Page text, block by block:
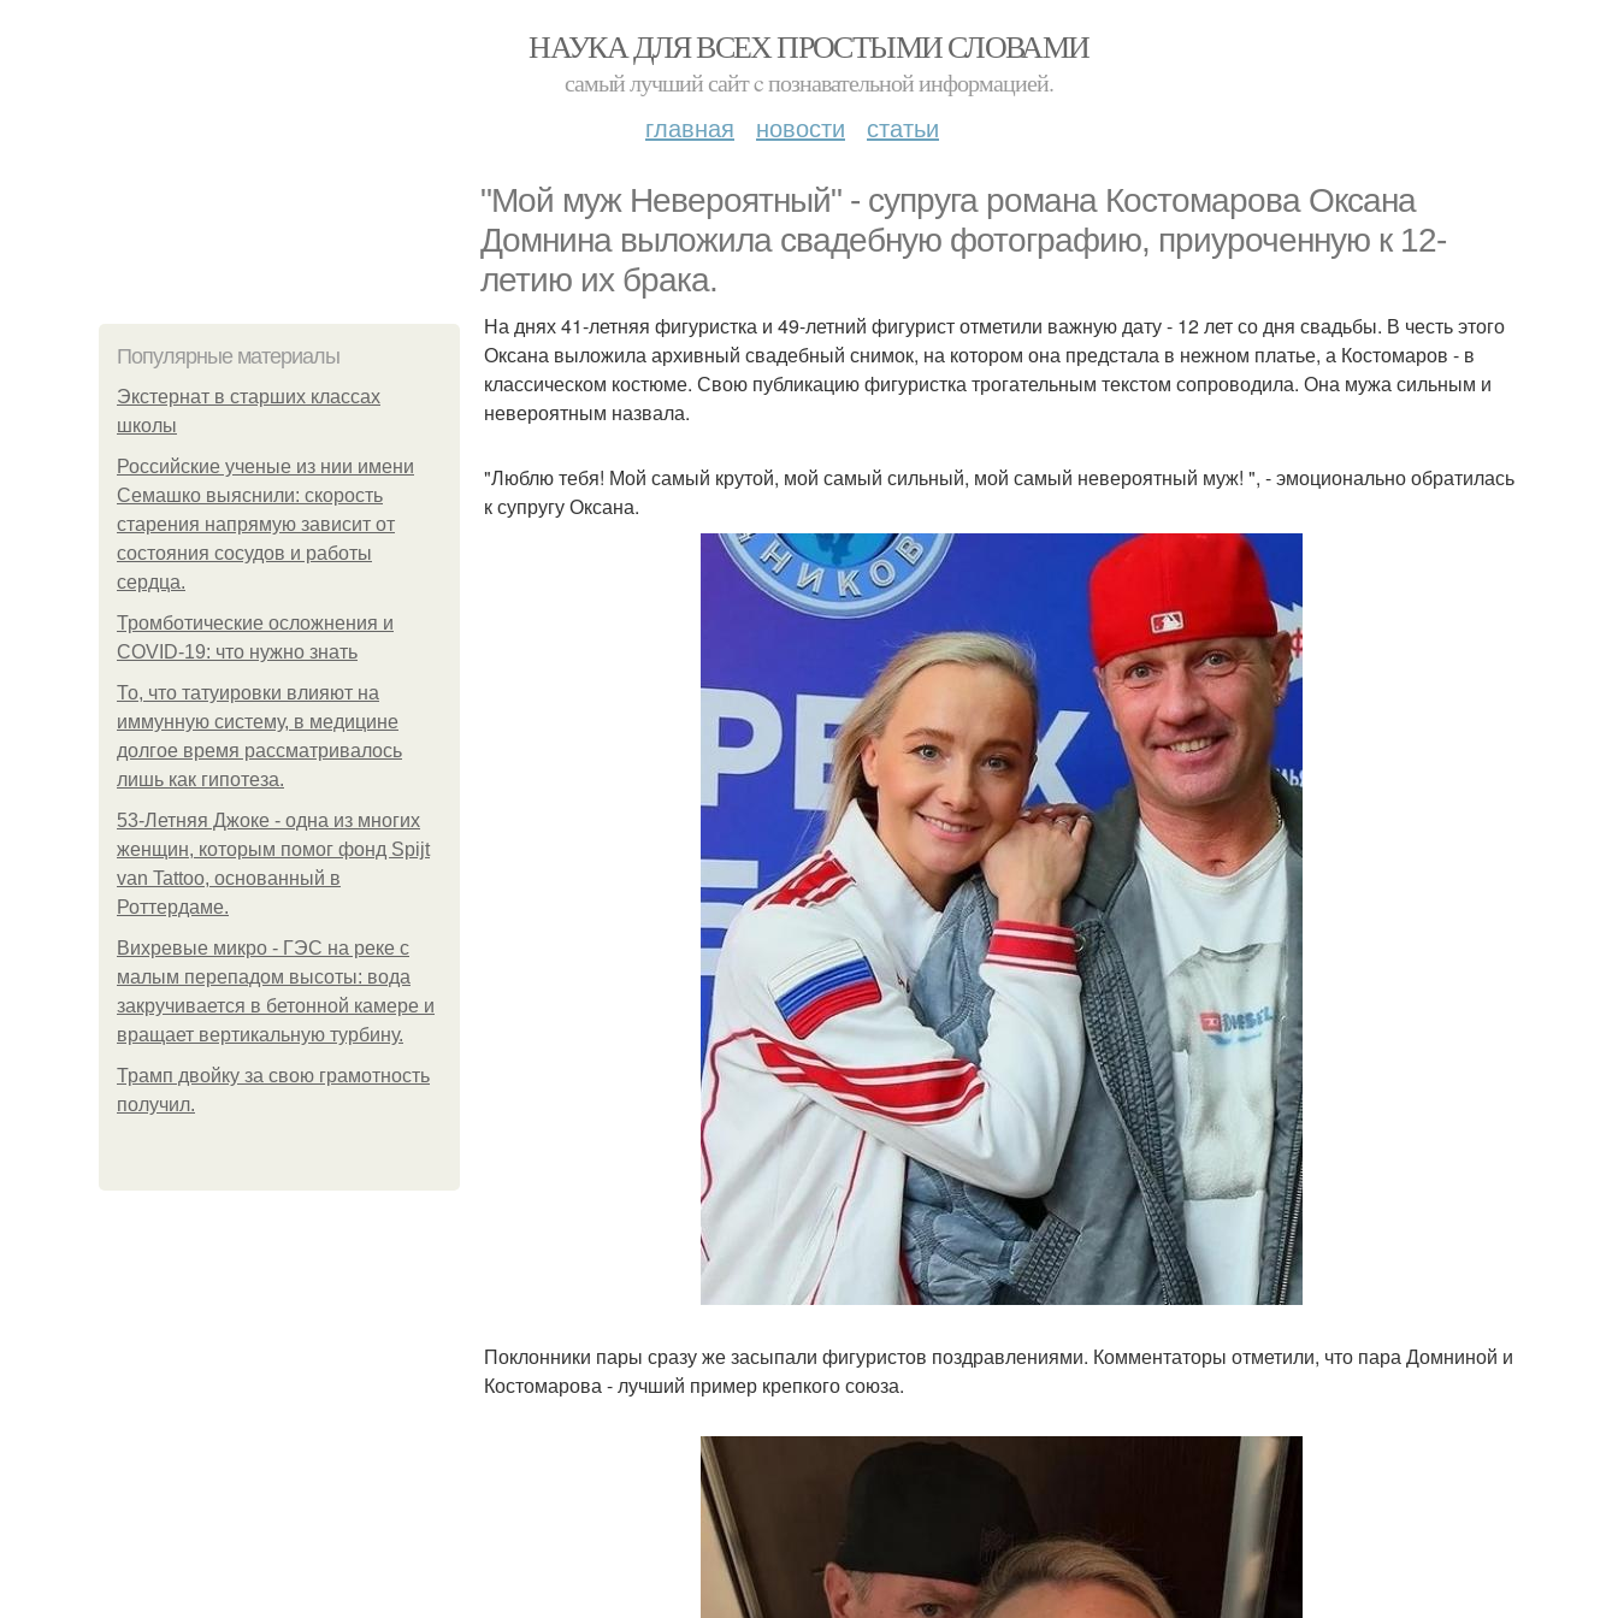
НАУКА ДЛЯ ВСЕХ ПРОСТЫМИ СЛОВАМИ
самый лучший сайт c познавательной информацией.
главная новости статьи
"Мой муж Невероятный" - супруга романа Костомарова Оксана
Домнина выложила свадебную фотографию, приуроченную к 12-
летию их брака.
Популярные материалы
Экстернат в старших классах
школы
Российские ученые из нии имени
Семашко выяснили: скорость
старения напрямую зависит от
состояния сосудов и работы
сердца.
Тромботические осложнения и
COVID-19: что нужно знать
То, что татуировки влияют на
иммунную систему, в медицине
долгое время рассматривалось
лишь как гипотеза.
53-Летняя Джоке - одна из многих
женщин, которым помог фонд Spijt
van Tattoo, основанный в
Роттердаме.
Вихревые микро - ГЭС на реке с
малым перепадом высоты: вода
закручивается в бетонной камере и
вращает вертикальную турбину.
Трамп двойку за свою грамотность
получил.
На днях 41-летняя фигуристка и 49-летний фигурист отметили важную дату - 12 лет со дня свадьбы. В честь этого
Оксана выложила архивный свадебный снимок, на котором она предстала в нежном платье, а Костомаров - в
классическом костюме. Свою публикацию фигуристка трогательным текстом сопроводила. Она мужа сильным и
невероятным назвала.
"Люблю тебя! Мой самый крутой, мой самый сильный, мой самый невероятный муж! ", - эмоционально обратилась
к супругу Оксана.
Поклонники пары сразу же засыпали фигуристов поздравлениями. Комментаторы отметили, что пара Домниной и
Костомарова - лучший пример крепкого союза.